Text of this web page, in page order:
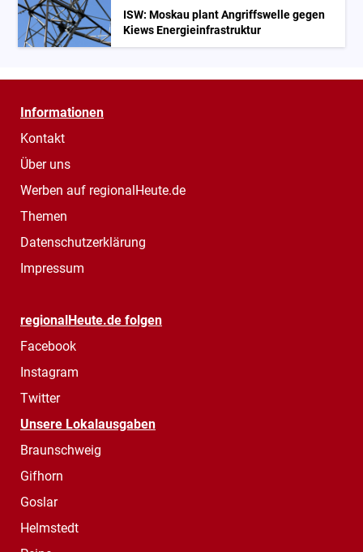
ISW: Moskau plant Angriffswelle gegen
Kiews Energieinfrastruktur
Informationen
Kontakt
Über uns
Werben auf regionalHeute.de
Themen
Datenschutzerklärung
Impressum
regionalHeute.de folgen
Facebook
Instagram
Twitter
Unsere Lokalausgaben
Braunschweig
Gifhorn
Goslar
Helmstedt